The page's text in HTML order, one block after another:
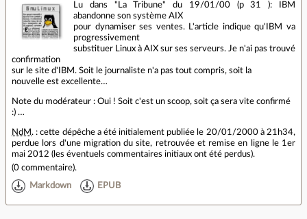
Lu dans "La Tribune" du 19/01/00 (p 31 ): IBM
abandonne son système AIX
pour dynamiser ses ventes. L'article indique qu'IBM va
progressivement
substituer Linux à AIX sur ses serveurs. Je n'ai pas trouvé
confirmation
sur le site d'IBM. Soit le journaliste n'a pas tout compris, soit la
nouvelle est excellente…
Note du modérateur : Oui ! Soit c'est un scoop, soit ça sera vite confirmé
:) …
NdM . : cette dépêche a été initialement publiée le 20/01/2000 à 21h34,
perdue lors d'une migration du site, retrouvée et remise en ligne le 1er
mai 2012 (les éventuels commentaires initiaux ont été perdus).
(0 commentaire).
Markdown EPUB